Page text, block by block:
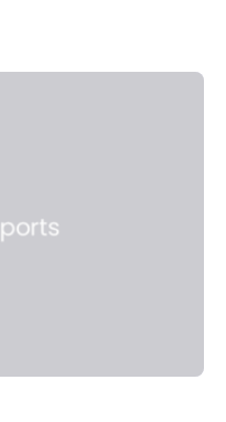
Kathrin
„Microverse“ hat